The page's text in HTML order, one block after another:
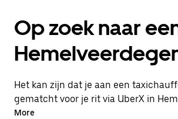
Op zoek naar
Het kan zijn dat je aan een
gematcht voor je rit via UberX in
Als dat zo is, profiteer je van dezelfde
More